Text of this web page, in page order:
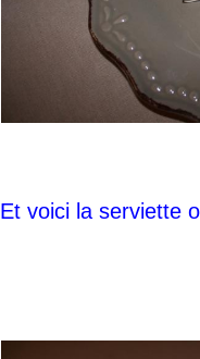
Et voici la serviette